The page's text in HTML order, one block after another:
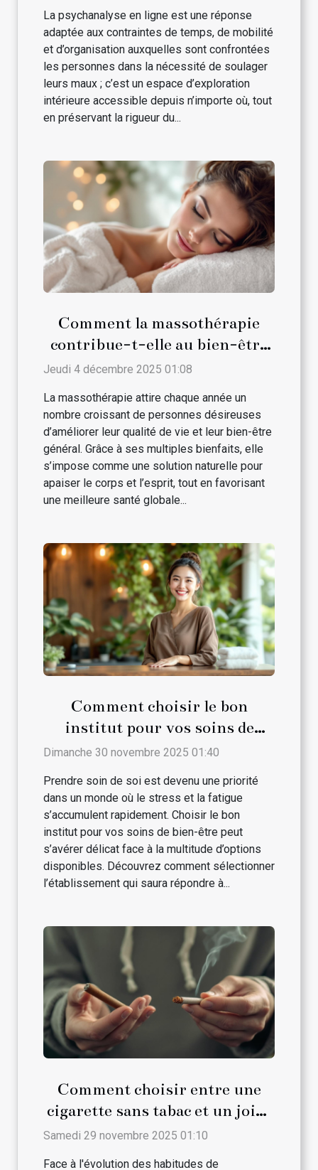
La psychanalyse en ligne est une réponse
adaptée aux contraintes de temps, de mobilité
et d’organisation auxquelles sont confrontées
les personnes dans la nécessité de soulager
leurs maux ; c’est un espace d’exploration
intérieure accessible depuis n’importe où, tout
en préservant la rigueur du...
Comment la massothérapie
contribue-t-elle au bien-être
général ?
Jeudi 4 décembre 2025 01:08
La massothérapie attire chaque année un
nombre croissant de personnes désireuses
d’améliorer leur qualité de vie et leur bien-être
général. Grâce à ses multiples bienfaits, elle
s’impose comme une solution naturelle pour
apaiser le corps et l’esprit, tout en favorisant
une meilleure santé globale...
Comment choisir le bon
institut pour vos soins de
bien-être ?
Dimanche 30 novembre 2025 01:40
Prendre soin de soi est devenu une priorité
dans un monde où le stress et la fatigue
s’accumulent rapidement. Choisir le bon
institut pour vos soins de bien-être peut
s’avérer délicat face à la multitude d’options
disponibles. Découvrez comment sélectionner
l’établissement qui saura répondre à...
Comment choisir entre une
cigarette sans tabac et un joint
sans cannabis ?
Samedi 29 novembre 2025 01:10
Face à l'évolution des habitudes de